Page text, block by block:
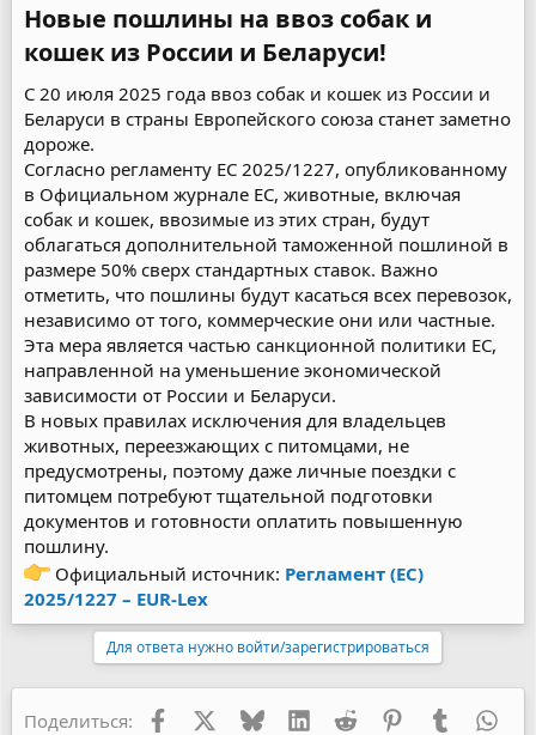
Новые пошлины на ввоз собак и
кошек из России и Беларуси!​
С 20 июля 2025 года ввоз собак и кошек из России и
Беларуси в страны Европейского союза станет заметно
дороже.
Согласно регламенту ЕС 2025/1227, опубликованному
в Официальном журнале ЕС, животные, включая
собак и кошек, ввозимые из этих стран, будут
облагаться дополнительной таможенной пошлиной в
размере 50% сверх стандартных ставок. Важно
отметить, что пошлины будут касаться всех перевозок,
независимо от того, коммерческие они или частные.
Эта мера является частью санкционной политики ЕС,
направленной на уменьшение экономической
зависимости от России и Беларуси.
В новых правилах исключения для владельцев
животных, переезжающих с питомцами, не
предусмотрены, поэтому даже личные поездки с
питомцем потребуют тщательной подготовки
документов и готовности оплатить повышенную
пошлину.
Официальный источник: Регламент (ЕС)
2025/1227 – EUR-Lex
Для ответа нужно войти/зарегистрироваться
Поделиться: Facebook BlueskyLinkedInReddit PinterestTumblr